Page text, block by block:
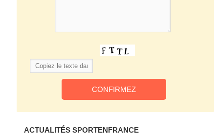
ACTUALITÉS SPORTENFRANCE